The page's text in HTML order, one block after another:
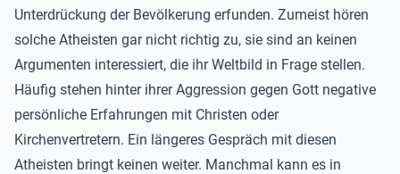
Unterdrückung der Bevölkerung erfunden. Zumeist hören
solche Atheisten gar nicht richtig zu, sie sind an keinen
Argumenten interessiert, die ihr Weltbild in Frage stellen.
Häufig stehen hinter ihrer Aggression gegen Gott negative
persönliche Erfahrungen mit Christen oder
Kirchenvertretern. Ein längeres Gespräch mit diesen
Atheisten bringt keinen weiter. Manchmal kann es in